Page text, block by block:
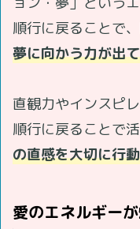
順行に戻ることで、
夢に向かう力が出
直観力やインスピ
順行に戻ることで
の直感を大切に行
愛のエネルギー